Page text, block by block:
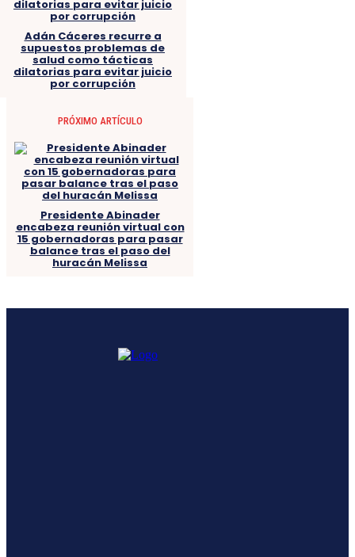
Adán Cáceres recurre a
supuestos problemas de
salud como tácticas
dilatorias para evitar juicio
por corrupción
PRÓXIMO ARTÍCULO
Presidente Abinader
encabeza reunión virtual con
15 gobernadoras para pasar
balance tras el paso del
huracán Melissa